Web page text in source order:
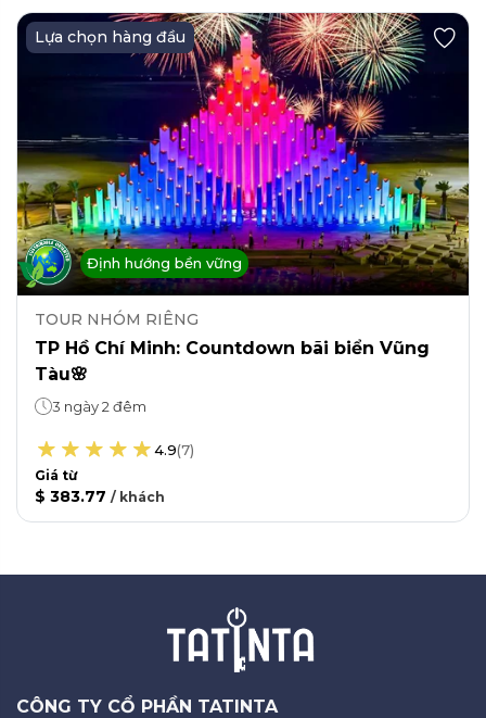
Lựa chọn hàng đầu
Định hướng bền vững
TOUR NHÓM RIÊNG
TP Hồ Chí Minh: Countdown bãi biển Vũng
Tàu🌸
3 ngày 2 đêm
4.9(7)
Giá từ
$ 383.77 / khách
CÔNG TY CỔ PHẦN TATINTA